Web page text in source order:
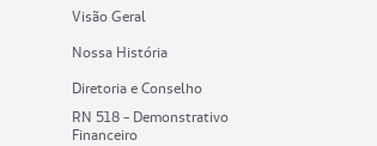
Visão Geral
Nossa História
Diretoria e Conselho
RN 518 - Demonstrativo
Financeiro